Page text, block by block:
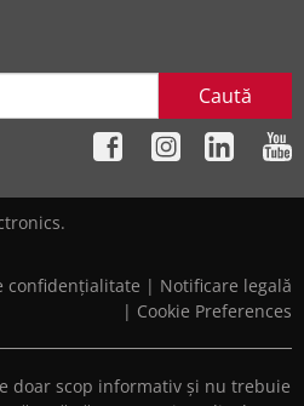
Caută
confidențialitate | Notificare legală
| Cookie Preferences
doar scop informativ și nu trebuie